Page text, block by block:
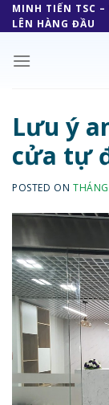
Skip
to
MINH TIẾN TSC
LÊN HÀNG ĐẦU
Lưu ý
cửa tự
POSTED ON